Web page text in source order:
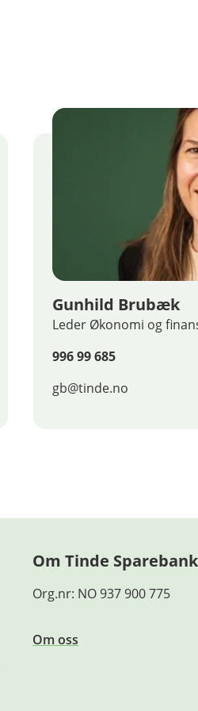
Gunhild Brubæk
Leder Økonomi og
996 99 685
gb@tinde.no
Om Tinde Sparebank
Org.nr: NO 937 900 775
Om oss